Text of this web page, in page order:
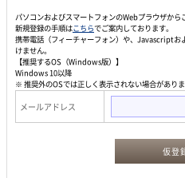
パソコンおよびスマートフォンのWebプラウザから
新規登録の手順はこちらでご案内しております。
携帯電話（フィーチャーフォン）や、Javascript
けません。
【推奨するOS（Windows版）】
Windows 10以降
※ 推奨外のOSでは正しく表示されない場合がありま
メールアドレス
仮登